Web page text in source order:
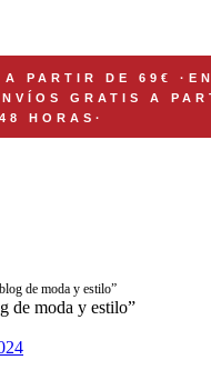
A PARTIR DE 69€ ·
GRATIS A
HORAS ·
de moda y estilo”
de moda y estilo”